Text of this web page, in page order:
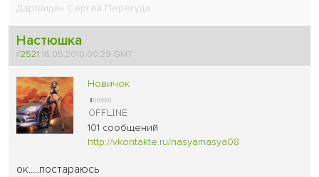
Дартвидан Сергей Перегуда
Настюшка
#2521 16.05.2010 00:29 GMT
Новичок
101 сообщений
http://vkontakte.ru/nasyamasya08
ок.....постараюсь